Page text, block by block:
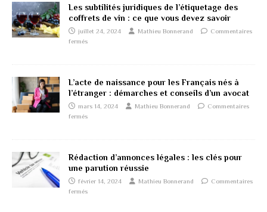
Les subtilités juridiques de l’étiquetage des
coffrets de vin : ce que vous devez savoir
juillet 24, 2024 Mathieu Bonnerand
Commentaires
fermés
L’acte de naissance pour les Français nés à
l’étranger : démarches et conseils d’un avocat
mars 14, 2024 Mathieu Bonnerand
Commentaires
fermés
Rédaction d’annonces légales : les clés pour
une parution réussie
février 14, 2024 Mathieu Bonnerand
Commentaires
fermés